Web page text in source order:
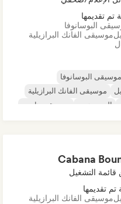
البوسانوفا
موسيقى الفانك البرازيلية
موسيقى البوسانوفا
موسيقى الفانك البرازيلية
الهيب هوب
موسيقى هاوس
Cabana
قائمة التشغيل
موسيقى الفانك البرازيلية